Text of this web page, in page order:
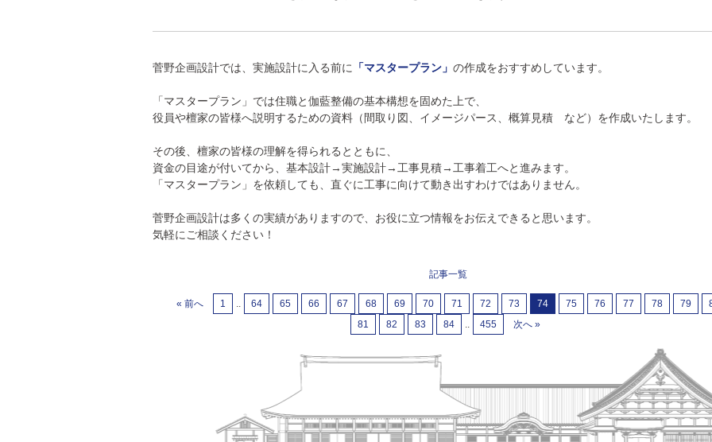
菅野企画設計では、実施設計に入る前に 「マスタープラン」 の作成をおすすめしています。
「マスタープラン」では住職と伽藍整備の基本構想を固めた上で、
役員や檀家の皆様へ説明するための資料（間取り図、イメージパース、概算見積 など）を作成いたします。
その後、檀家の皆様の理解を得られるとともに、
資金の目途が付いてから、基本設計→実施設計→工事見積→工事着工へと進みます。
「マスタープラン」を依頼しても、直ぐに工事に向けて動き出すわけではありません。
菅野企画設計は多くの実績がありますので、お役に立つ情報をお伝えできると思います。
気軽にご相談ください！
記事一覧
« 前へ 1 .. 64 65 66 67 68 69 70 71 72 73 74 75 76 77 78 79
81
82 83 84 .. 455 次へ »